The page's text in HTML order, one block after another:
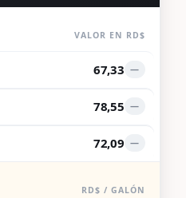
VALOR EN RD$
67,33 —
78,55 —
72,09 —
RD$ / GALÓN